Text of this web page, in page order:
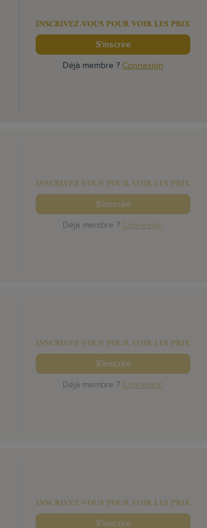
INSCRIVEZ-VOUS POUR VOIR LES PRIX
S'inscrire
Déjà membre ? Connexion
INSCRIVEZ-VOUS POUR VOIR LES PRIX
S'inscrire
Déjà membre ? Connexion
INSCRIVEZ-VOUS POUR VOIR LES PRIX
S'inscrire
Déjà membre ? Connexion
INSCRIVEZ-VOUS POUR VOIR LES PRIX
S'inscrire